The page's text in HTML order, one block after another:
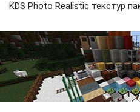
KDS Photo Realistic текстур